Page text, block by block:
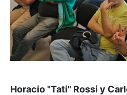
Horacio "Tati" Rossi y